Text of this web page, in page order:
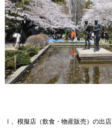
Ⅰ、模擬店（飲食・物産販売）